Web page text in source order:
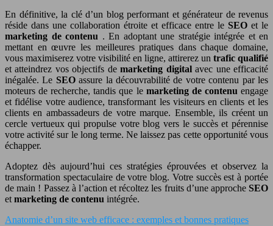
En définitive, la clé d’un blog performant et générateur de revenus
réside dans une collaboration étroite et efficace entre le SEO et le
marketing de contenu . En adoptant une stratégie intégrée et en
mettant en œuvre les meilleures pratiques dans chaque domaine,
vous maximiserez votre visibilité en ligne, attirerez un trafic qualifié
et atteindrez vos objectifs demarketing digitalavec une efficacité
inégalée. Le SEOassure la découvrabilité de votre contenu par les
moteurs de recherche, tandis que le marketing de contenuengage
et fidélise votre audience, transformant les visiteurs en clients et les
clients en ambassadeurs de votre marque. Ensemble, ils créent un
cercle vertueux qui propulse votre blog vers le succès et pérennise
votre activité sur le long terme. Ne laissez pas cette opportunité vous
échapper.
Adoptez dès aujourd’hui ces stratégies éprouvées et observez la
transformation spectaculaire de votre blog. Votre succès est à portée
de main ! Passez à l’action et récoltez les fruits d’une approche SEO
etmarketing de contenu intégrée.
Anatomie d’un site web efficace : exemples et bonnes pratiques